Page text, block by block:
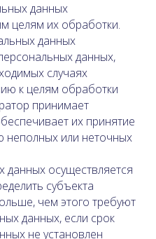
данных
целям их обработки.
данных
данных,
случаях
к целям обработки
принимает
их принятие
неполных или неточных
данных осуществляется
субъекта
чем этого требуют
данных, если срок
не установлен